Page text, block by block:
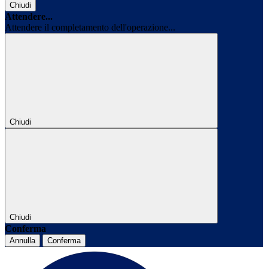
Chiudi
Attendere...
Attendere il completamento dell'operazione...
Chiudi
Chiudi
Conferma
Annulla Conferma